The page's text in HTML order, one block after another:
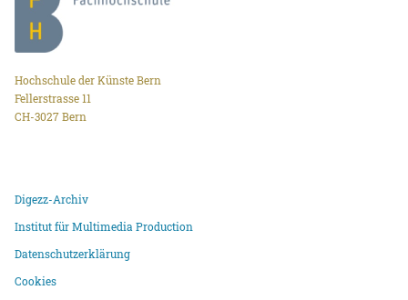
Hochschule der Künste Bern
Fellerstrasse 11
CH-3027 Bern
Digezz-Archiv
Institut für Multimedia Production
Datenschutzerklärung
Cookies